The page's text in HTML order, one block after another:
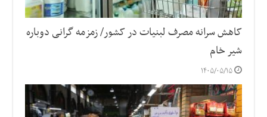
کاهش سرانه مصرف لبنیات در کشور/ زمزمه گرانی دوباره
شیر خام
۱۴۰۵/۰۵/۱۵